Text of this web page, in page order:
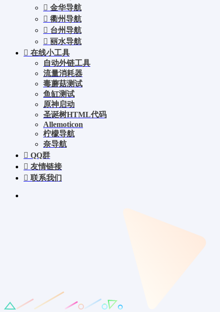
金华导航
衢州导航
台州导航
丽水导航
在线小工具
自动外链工具
流量消耗器
毒蘑菇测试
鱼缸测试
原神启动
圣诞树HTML代码
Allemoticon
柠檬导航
奈导航
QQ群
友情链接
联系我们